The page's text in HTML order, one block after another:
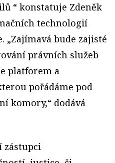
“ konstatuje Zdeněk
technologií
„Zajímavá bude zajisté
právních služeb
platforem a
pořádáme pod
komory,“ dodává
zástupci